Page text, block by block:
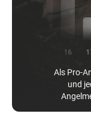
Als Pro-
und